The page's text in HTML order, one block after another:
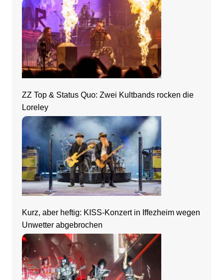
ZZ Top & Status Quo: Zwei Kultbands rocken die
Loreley
Kurz, aber heftig: KISS-Konzert in Iffezheim wegen
Unwetter abgebrochen